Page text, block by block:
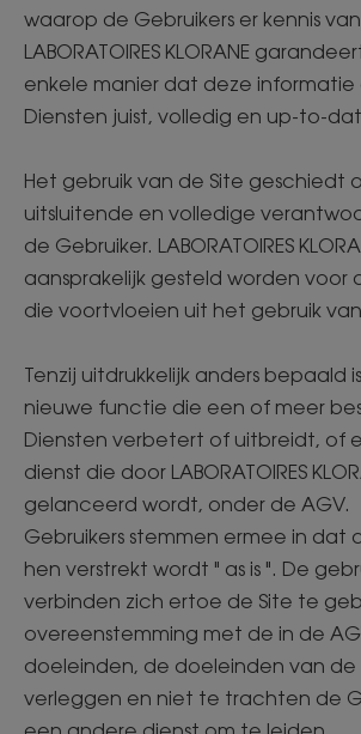
waarop de Gebruikers er kennis
LABORATOIRES KLORANE
enkele manier dat deze informatie
Diensten juist, volledig en up-to-
Het gebruik van de Site geschiedt
uitsluitende en volledige
de Gebruiker. LABORATOIRES
aansprakelijk gesteld worden voor
die voortvloeien uit het gebruik
Tenzij uitdrukkelijk anders bepaald
nieuwe functie die een of meer
Diensten verbetert of uitbreidt, of
dienst die door LABORATOIRES
gelanceerd wordt, onder de AGV.
Gebruikers stemmen ermee in dat
hen verstrekt wordt " as is ". De
verbinden zich ertoe de Site te
overeenstemming met de in de
doeleinden, de doeleinden van de
verleggen en niet te trachten de